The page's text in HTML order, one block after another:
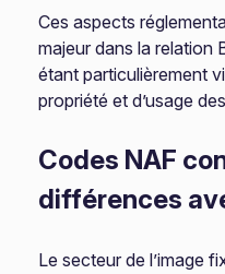
Ces aspects
majeur dans la relation
étant particulièrement
propriété et d’usage
Codes NAF
différences
Le secteur de l’image